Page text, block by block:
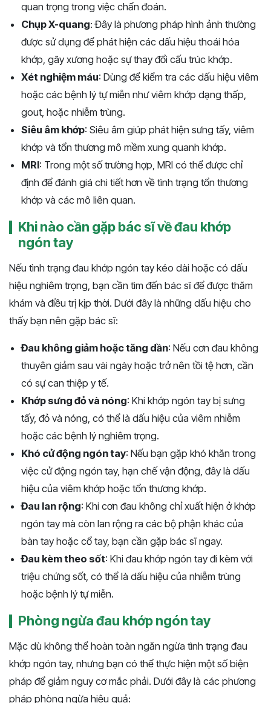
quan trọng trong việc chẩn đoán.
Chụp X-quang: Đây là phương pháp hình ảnh thường
được sử dụng để phát hiện các dấu hiệu thoái hóa
khớp, gãy xương hoặc sự thay đổi cấu trúc khớp.
Xét nghiệm máu: Dùng để kiểm tra các dấu hiệu viêm
hoặc các bệnh lý tự miễn như viêm khớp dạng thấp,
gout, hoặc nhiễm trùng.
Siêu âm khớp: Siêu âm giúp phát hiện sưng tấy, viêm
khớp và tổn thương mô mềm xung quanh khớp.
MRI: Trong một số trường hợp, MRI có thể được chỉ
định để đánh giá chi tiết hơn về tình trạng tổn thương
khớp và các mô liên quan.
Khi nào cần gặp bác sĩ về đau khớp
ngón tay
Nếu tình trạng đau khớp ngón tay kéo dài hoặc có dấu
hiệu nghiêm trọng, bạn cần tìm đến bác sĩ để được thăm
khám và điều trị kịp thời. Dưới đây là những dấu hiệu cho
thấy bạn nên gặp bác sĩ:
Đau không giảm hoặc tăng dần: Nếu cơn đau không
thuyên giảm sau vài ngày hoặc trở nên tồi tệ hơn, cần
có sự can thiệp y tế.
Khớp sưng đỏ và nóng: Khi khớp ngón tay bị sưng
tấy, đỏ và nóng, có thể là dấu hiệu của viêm nhiễm
hoặc các bệnh lý nghiêm trọng.
Khó cử động ngón tay: Nếu bạn gặp khó khăn trong
việc cử động ngón tay, hạn chế vận động, đây là dấu
hiệu của viêm khớp hoặc tổn thương khớp.
Đau lan rộng: Khi cơn đau không chỉ xuất hiện ở khớp
ngón tay mà còn lan rộng ra các bộ phận khác của
bàn tay hoặc cổ tay, bạn cần gặp bác sĩ ngay.
Đau kèm theo sốt: Khi đau khớp ngón tay đi kèm với
triệu chứng sốt, có thể là dấu hiệu của nhiễm trùng
hoặc bệnh lý tự miễn.
Phòng ngừa đau khớp ngón tay
Mặc dù không thể hoàn toàn ngăn ngừa tình trạng đau
khớp ngón tay, nhưng bạn có thể thực hiện một số biện
pháp để giảm nguy cơ mắc phải. Dưới đây là các phương
pháp phòng ngừa hiệu quả: